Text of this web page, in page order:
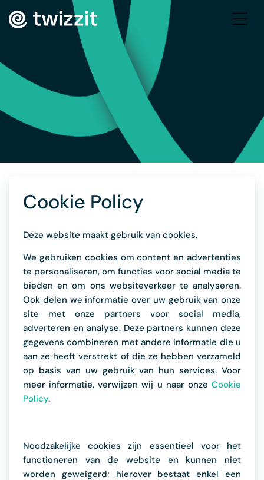
Cookie Policy
Deze website maakt gebruik van cookies.
We gebruiken cookies om content en advertenties
te personaliseren, om functies voor social media te
bieden en om ons websiteverkeer te analyseren.
Ook delen we informatie over uw gebruik van onze
site met onze partners voor social media,
adverteren en analyse. Deze partners kunnen deze
gegevens combineren met andere informatie die u
aan ze heeft verstrekt of die ze hebben verzameld
op basis van uw gebruik van hun services. Voor
meer informatie, verwijzen wij u naar onze Cookie
Policy.
Noodzakelijke cookies zijn essentieel voor het
functioneren van de website en kunnen niet
worden geweigerd; hierover bestaat enkel een